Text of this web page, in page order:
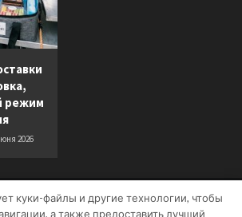
режим
2026
права защищены.|CoverNewsот AF
куки-файлы и другие технологии, чтобы
а также предоставить лучший